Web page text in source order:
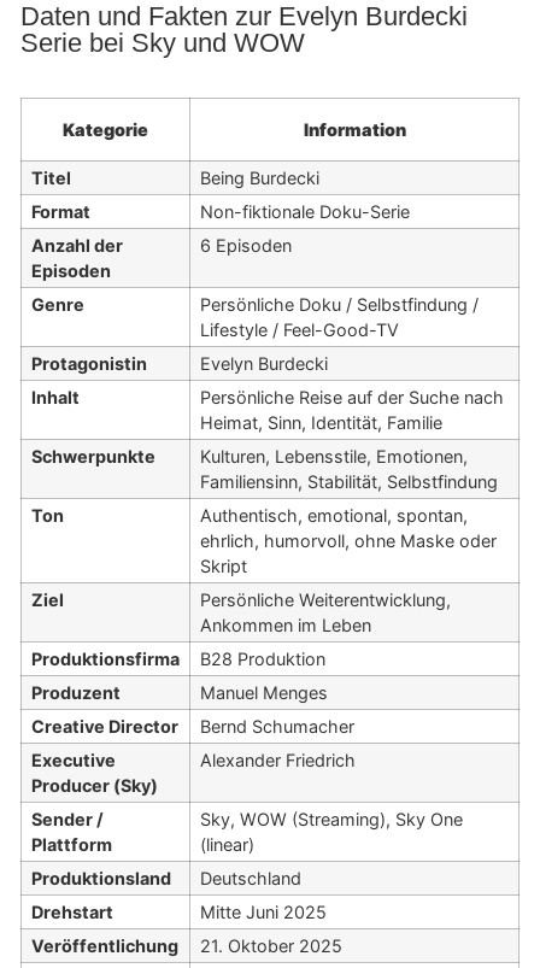
Daten und Fakten zur Evelyn Burdecki
Serie bei Sky und WOW
Kategorie Information
Titel
Being Burdecki
Format
Non-fiktionale Doku-Serie
Anzahl der
Episoden
6 Episoden
Genre
Persönliche Doku / Selbstfindung /
Lifestyle / Feel-Good-TV
Protagonistin
Evelyn Burdecki
Inhalt
Persönliche Reise auf der Suche nach
Heimat, Sinn, Identität, Familie
Schwerpunkte
Kulturen, Lebensstile, Emotionen,
Familiensinn, Stabilität, Selbstfindung
Ton
Authentisch, emotional, spontan,
ehrlich, humorvoll, ohne Maske oder
Skript
Ziel
Persönliche Weiterentwicklung,
Ankommen im Leben
Produktionsfirma
B28 Produktion
Produzent
Manuel Menges
Creative Director
Bernd Schumacher
Executive
Producer (Sky)
Alexander Friedrich
Sender /
Plattform
Sky, WOW (Streaming), Sky One
(linear)
Produktionsland
Deutschland
Drehstart
Mitte Juni 2025
Veröffentlichung
21. Oktober 2025